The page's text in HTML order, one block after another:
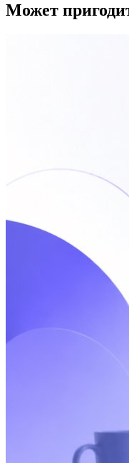
Может